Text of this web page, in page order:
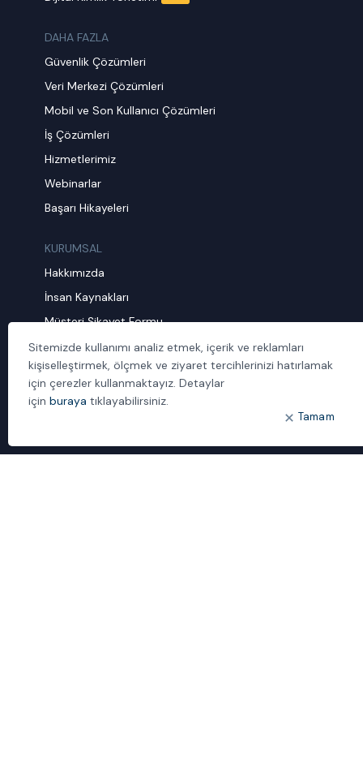
DAHA FAZLA
Güvenlik Çözümleri
Veri Merkezi Çözümleri
Mobil ve Son Kullanıcı Çözümleri
İş Çözümleri
Hizmetlerimiz
Webinarlar
Başarı Hikayeleri
KURUMSAL
Hakkımızda
İnsan Kaynakları
Müşteri Şikayet Formu
Sürdürülebilirlik
Politika ve Prosedürler
İletişim
Bulut Dönüşümü
Sitemizde kullanımı analiz etmek, içerik ve reklamları
kişiselleştirmek, ölçmek ve ziyaret tercihlerinizi hatırlamak
için çerezler kullanmaktayız. Detaylar
için buraya tıklayabilirsiniz.
Tamam